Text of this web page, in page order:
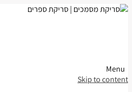
Skip to content